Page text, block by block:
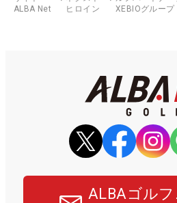
ALBA Net
ヒロイン
XEBIOグループ
ALBAゴル